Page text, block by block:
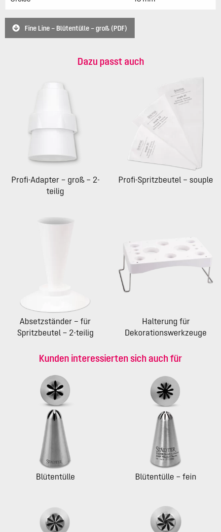
Fine Line – Blütentülle – groß (PDF)
Dazu passt auch
Profi-Adapter – groß – 2-
teilig
Profi-Spritzbeutel – souple
Absetzständer – für
Spritzbeutel – 2-teilig
Halterung für
Dekorationswerkzeuge
Kunden interessierten sich auch für
Blütentülle Blütentülle – fein